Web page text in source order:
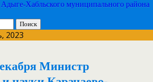
Хабльского муниципального района
2023
Министр